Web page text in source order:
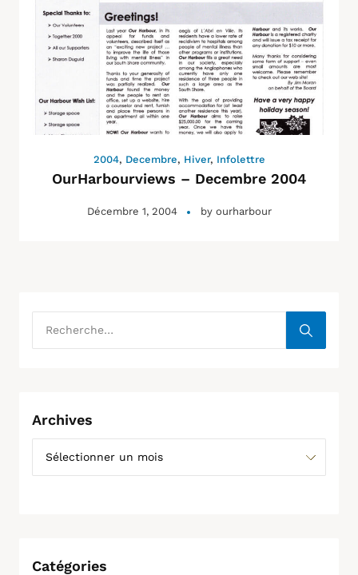
2004, Decembre, Hiver, Infolettre
OurHarbourviews – Decembre 2004
Décembre 1, 2004 by ourharbour
Archives
Catégories